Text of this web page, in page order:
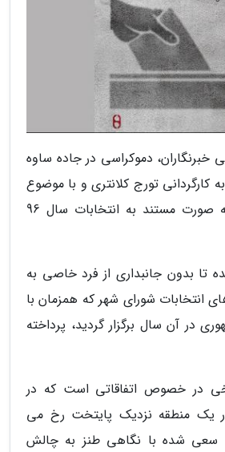
خبرنگاران، دموکراسی در جاده ساوه
ای به کارگردانی تورج کلانتری و با موضوع
انتخابات است که به صورت مستند به انتخابات سال 96
تا بدون جانبداری از فرد خاصی به
انتخابات شورای شهر که همزمان با
در آن سال برگزار گردید، پرداخته
در خصوص اتفاقاتی است که در
یک منطقه نزدیک پایتخت رخ می
سعی شده با نگاهی طنز به چالش